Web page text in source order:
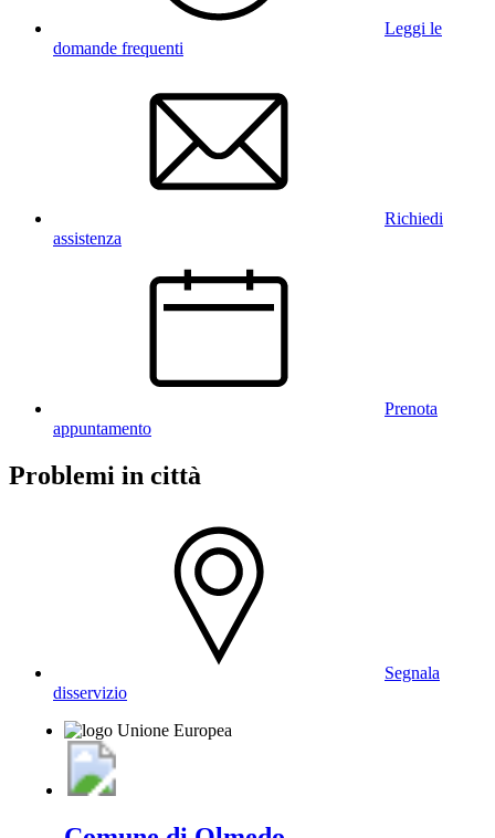
Leggi le
domande frequenti
Richiedi
assistenza
Prenota
appuntamento
Problemi in città
Segnala
disservizio